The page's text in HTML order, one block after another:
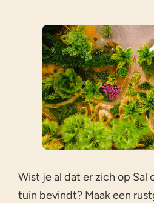
Wist je al dat er zich op Sal
tuin bevindt? Maak een